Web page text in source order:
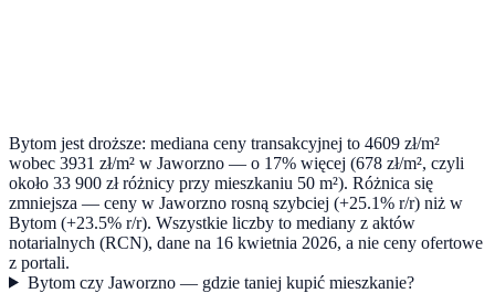
Bytom jest droższe: mediana ceny transakcyjnej to 4609 zł/m²
wobec 3931 zł/m² w Jaworzno — o 17% więcej (678 zł/m², czyli
około 33 900 zł różnicy przy mieszkaniu 50 m²). Różnica się
zmniejsza — ceny w Jaworzno rosną szybciej (+25.1% r/r) niż w
Bytom (+23.5% r/r). Wszystkie liczby to mediany z aktów
notarialnych (RCN), dane na 16 kwietnia 2026, a nie ceny ofertowe
z portali.
Bytom czy Jaworzno — gdzie taniej kupić mieszkanie?